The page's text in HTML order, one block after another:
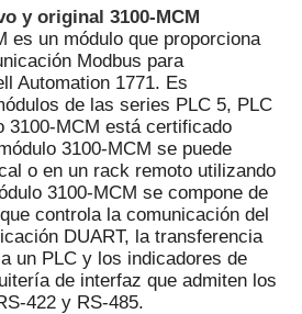
de comunicación Prosoft 3100-
de comunicación Modbus Módulo
Prosoft
y original 3100-MCM
es un módulo que proporciona
Modbus para
Automation 1771. Es
de las series PLC 5, PLC
3100-MCM está certificado
3100-MCM se puede
o en un rack remoto utilizando
3100-MCM se compone de
controla la comunicación del
DUART, la transferencia
un PLC y los indicadores de
de interfaz que admiten los
422 y RS-485.